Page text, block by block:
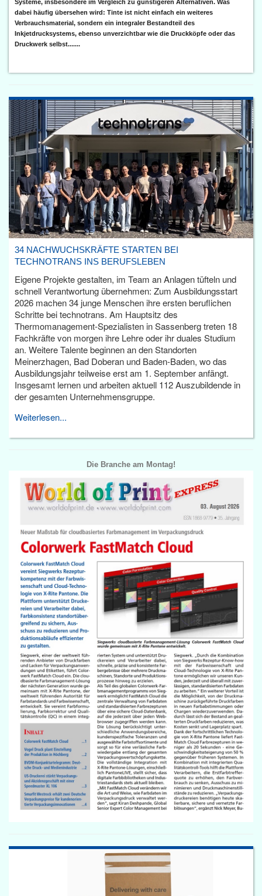
Systeme, insbesondere im Vergleich zu günstigeren Alternativen. Was
dabei häufig übersehen wird: Tinte ist nicht einfach ein weiteres
Verbrauchsmaterial, sondern ein integraler Bestandteil des
Inkjetdrucksystems, ebenso unverzichtbar wie die Druckköpfe oder das
Druckwerk selbst.......
34 NACHWUCHSKRÄFTE STARTEN BEI
TECHNOTRANS INS BERUFSLEBEN
Eigene Projekte gestalten, im Team an Anlagen tüfteln und
schnell Verantwortung übernehmen: Zum Ausbildungsstart
2026 machen 34 junge Menschen ihre ersten beruflichen
Schritte bei technotrans. Am Hauptsitz des
Thermomanagement-Spezialisten in Sassenberg treten 18
Fachkräfte von morgen ihre Lehre oder ihr duales Studium
an. Weitere Talente beginnen an den Standorten
Meinerzhagen, Bad Doberan und Baden-Baden, wo das
Ausbildungsjahr teilweise erst am 1. September anfängt.
Insgesamt lernen und arbeiten aktuell 112 Auszubildende in
der gesamten Unternehmensgruppe.
Weiterlesen...
Die Branche am Montag!